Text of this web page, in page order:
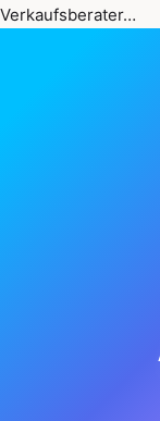
Verkaufsberater…